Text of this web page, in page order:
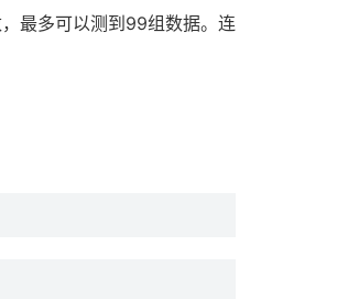
最多可以测到99组数据。连